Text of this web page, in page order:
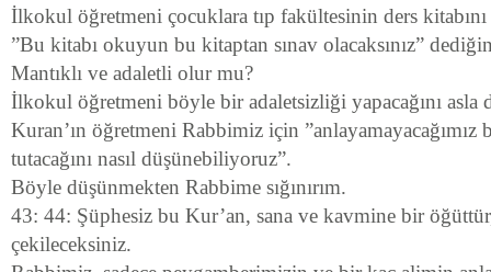
İlkokul öğretmeni çocuklara tıp fakültesinin ders
”Bu kitabı okuyun bu kitaptan sınav olacaksınız”
Mantıklı ve adaletli olur mu?
İlkokul öğretmeni böyle bir adaletsizliği yapacağını asla
Kuran’ın öğretmeni Rabbimiz için
tutacağını nasıl düşünebiliyoruz”.
Böyle düşünmekten Rabbime sığınırım.
43: 44: Şüphesiz bu Kur’an, sana ve kavmine bir
çekileceksiniz.